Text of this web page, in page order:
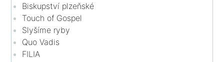
Biskupství plzeňské
Touch of Gospel
Slyšíme ryby
Quo Vadis
FILIA